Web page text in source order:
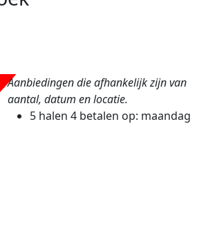
Aanbiedingen die afhankelijk zijn van
aantal, datum en locatie.
5 halen 4 betalen op: maandag